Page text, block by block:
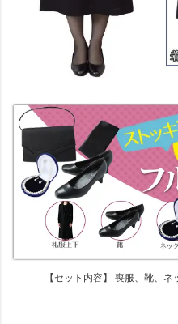
【セット内容】 喪服、靴、